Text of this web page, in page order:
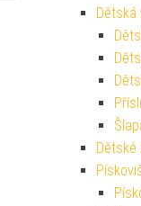
Dětské